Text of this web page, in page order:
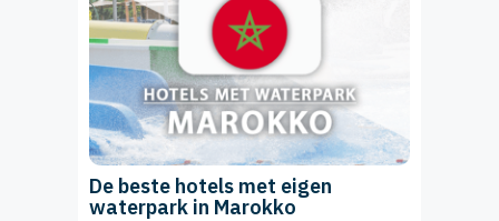
De beste hotels met eigen
waterpark in Marokko